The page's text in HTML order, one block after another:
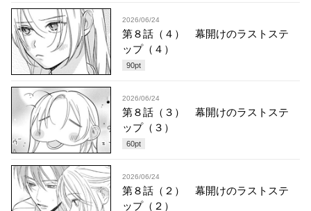
2026/06/24
第８話（４） 幕開けのラストステ
ップ（４）
90pt
2026/06/24
第８話（３） 幕開けのラストステ
ップ（３）
60pt
2026/06/24
第８話（２） 幕開けのラストステ
ップ（２）